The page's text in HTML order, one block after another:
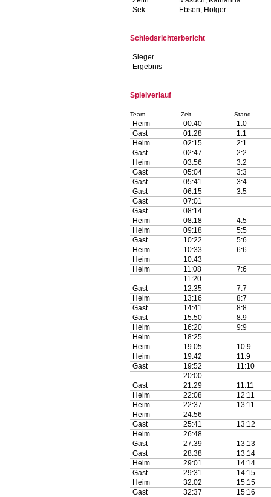
Sek.
Ebsen, Holger
Schiedsrichterbericht
Sieger
Ergebnis
Spielverlauf
Team Zeit Stand
Heim 00:40
1:0
Gast
01:28
1:1
Heim
02:15
2:1
Gast
02:47
2:2
Heim
03:56
3:2
Gast
05:04
3:3
Gast
05:41
3:4
Gast
06:15
3:5
Gast
07:01
Gast
08:14
Heim
08:18
4:5
Heim
09:18
5:5
Gast
10:22
5:6
Heim
10:33
6:6
Heim
10:43
Heim
11:08
7:6
11:20
Gast
12:35
7:7
Heim
13:16
8:7
Gast
14:41
8:8
Gast
15:50
8:9
Heim
16:20
9:9
Heim
18:25
Heim
19:05
10:9
Heim
19:42
11:9
Gast
19:52
11:10
20:00
Gast
21:29
11:11
Heim
22:08
12:11
Heim
22:37
13:11
Heim
24:56
Gast
25:41
13:12
Heim
26:48
Gast
27:39
13:13
Gast
28:38
13:14
Heim
29:01
14:14
Gast
29:31
14:15
Heim
32:02
15:15
Gast
32:37
15:16